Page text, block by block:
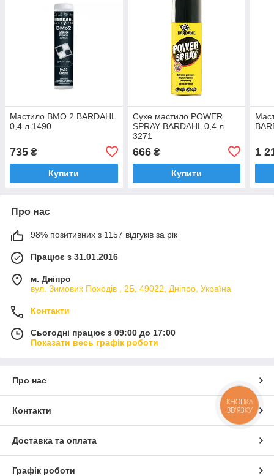
Мастило BMO 2 BARDAHL
0,4 л 1490
735 ₴
Купити
Сухе мастило POWER
SPRAY BARDAHL 0,4 л
3271
666₴
Купити
1
Про нас
98% позитивних з 1157 відгуків за рік
Працює з 31.01.2016
м. Дніпро
вул. Зимових Походiв , 2Б, 49022, Дніпро, Україна
Контакти
Сьогодні працює з 09:00 до 17:00
Показати весь графік роботи
Про нас
Контакти
Доставка та оплата
Графік роботи
КНОПКА
ЗВ'ЯЗКУ